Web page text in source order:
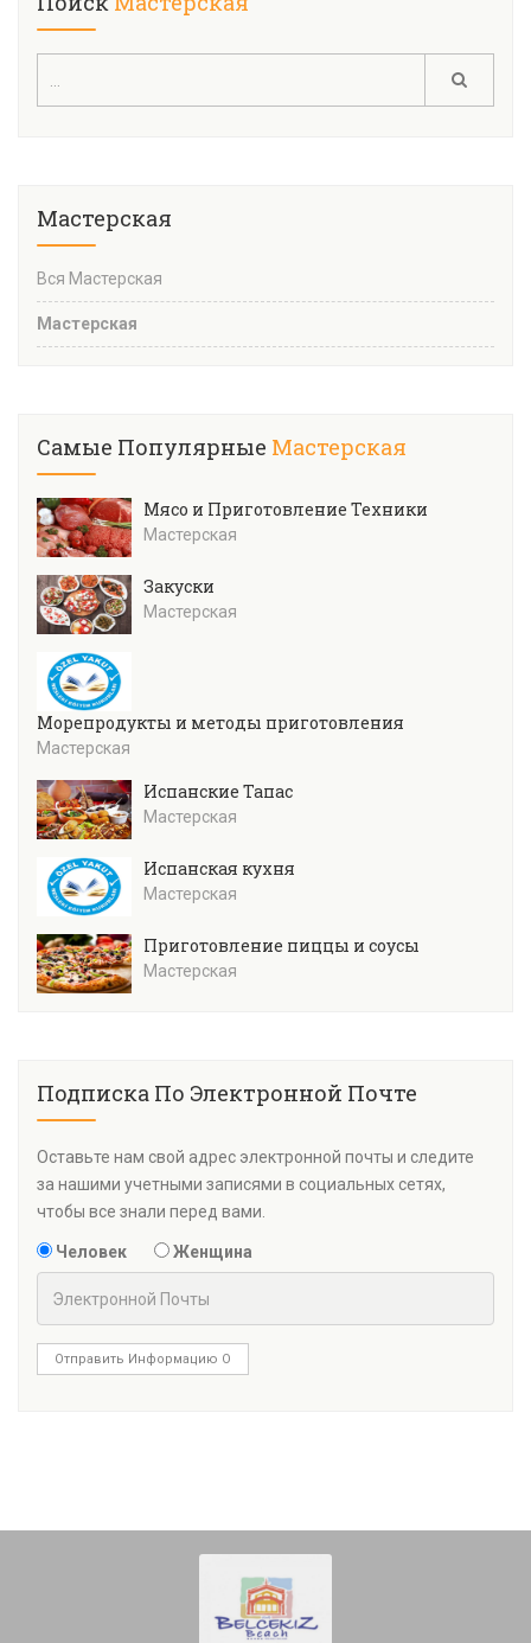
Мастерская
Вся Мастерская
Мастерская
Самые Популярные Мастерская
Мясо и Приготовление Техники
Мастерская
Закуски
Мастерская
Морепродукты и методы приготовления
Мастерская
Испанские Тапас
Мастерская
Испанская кухня
Мастерская
Приготовление пиццы и соусы
Мастерская
Подписка По Электронной Почте
Оставьте нам свой адрес электронной почты и следите
за нашими учетными записями в социальных сетях,
чтобы все знали перед вами.
Человек Женщина
Отправить Информацию О